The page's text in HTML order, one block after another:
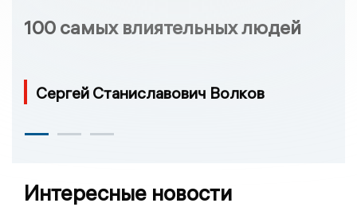
100 самых влиятельных людей
Сергей Станиславович Волков
Интересные новости